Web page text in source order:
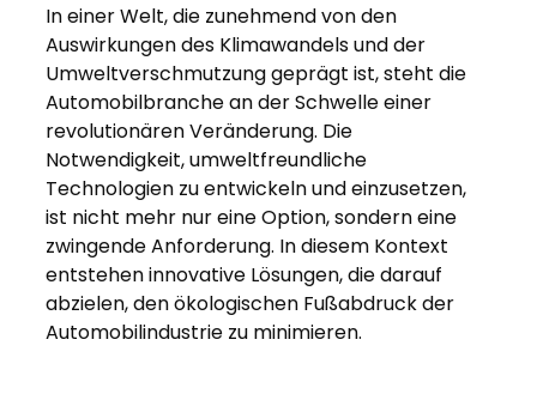
In einer Welt, die zunehmend von den
Auswirkungen des Klimawandels und der
Umweltverschmutzung geprägt ist, steht die
Automobilbranche an der Schwelle einer
revolutionären Veränderung. Die
Notwendigkeit, umweltfreundliche
Technologien zu entwickeln und einzusetzen,
ist nicht mehr nur eine Option, sondern eine
zwingende Anforderung. In diesem Kontext
entstehen innovative Lösungen, die darauf
abzielen, den ökologischen Fußabdruck der
Automobilindustrie zu minimieren.